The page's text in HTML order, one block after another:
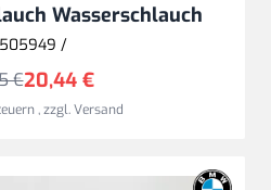
Wasserschlauch
/
20,44 €
€
,zzgl.Versand